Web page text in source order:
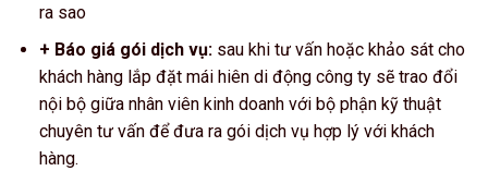
ra sao
+ Báo giá gói dịch vụ:sau khi tư vấn hoặc khảo sát cho
khách hàng lắp đặt mái hiên di động công ty sẽ trao đổi
nội bộ giữa nhân viên kinh doanh với bộ phận kỹ thuật
chuyên tư vấn để đưa ra gói dịch vụ hợp lý với khách
hàng.